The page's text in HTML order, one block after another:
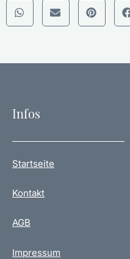
Infos
Startseite
Kontakt
AGB
Impressum